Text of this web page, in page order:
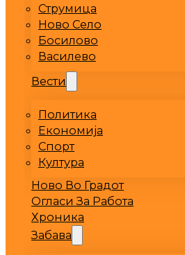
Струмица
Ново Село
Босилово
Василево
Вести
Политика
Економија
Спорт
Култура
Ново Во Градот
Огласи За Работа
Хроника
Забава